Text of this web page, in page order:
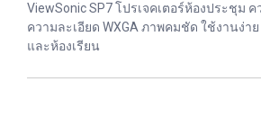
ViewSonic SP7 โปรเจคเตอร์ห้องประชุม
ความละเอียด WXGA ภาพคมชัด ใช้งานง่า
และห้องเรียน